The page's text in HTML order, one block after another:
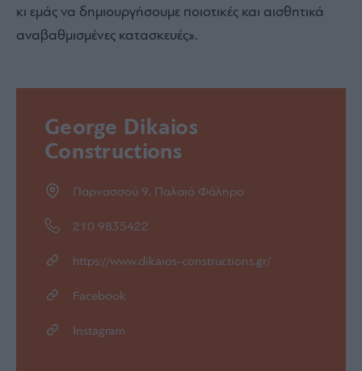
κι εμάς να δημιουργήσουμε ποιοτικές και αισθητικά
αναβαθμισμένες κατασκευές».
George Dikaios
Constructions
Παρνασσού 9, Παλαιό Φάληρο
210 9835422
https://www.dikaios-constructions.gr/
Facebook
Instagram